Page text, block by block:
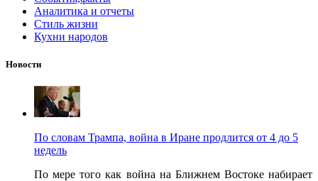
Аналитика и отчеты
Стиль жизни
Кухни народов
Новости
По словам Трампа, война в Иране продлится от 4 до 5
недель
По мере того как война на Ближнем Востоке набирает